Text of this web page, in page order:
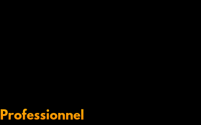
Professionnel